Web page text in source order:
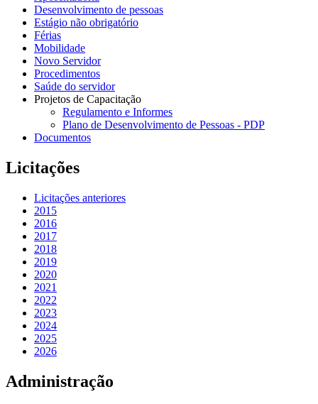
Desenvolvimento de pessoas
Estágio não obrigatório
Férias
Mobilidade
Novo Servidor
Procedimentos
Saúde do servidor
Projetos de Capacitação
Regulamento e Informes
Plano de Desenvolvimento de Pessoas - PDP
Documentos
Licitações
Licitações anteriores
2015
2016
2017
2018
2019
2020
2021
2022
2023
2024
2025
2026
Administração